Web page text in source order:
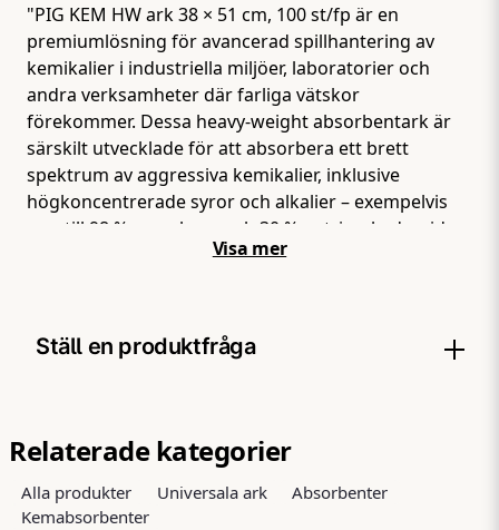
"PIG KEM HW ark 38 × 51 cm, 100 st/fp är en
premiumlösning för avancerad spillhantering av
kemikalier i industriella miljöer, laboratorier och
andra verksamheter där farliga vätskor
förekommer. Dessa heavy-weight absorbentark är
särskilt utvecklade för att absorbera ett brett
spektrum av aggressiva kemikalier, inklusive
högkoncentrerade syror och alkalier – exempelvis
upp till 98 % svavelsyra och 30 % natriumhydroxid.
Den robusta konstruktionen i 100 % polypropen ger
ämnen. Samtidigt säkerställer den avancerade
fiberstrukturen en snabb uppsugning och effektiv
måtten 38 × 51 cm och 100 ark per förpackning får
du en flexibel lösning för både mindre spill och
större saneringsinsatser. Den höga
absorptionskapaciteten – upp till cirka 83,6 liter per
Visa mer
Ställ en produktfråga
Relaterade kategorier
Alla produkter Universala ark
Absorbenter
Kemabsorbenter